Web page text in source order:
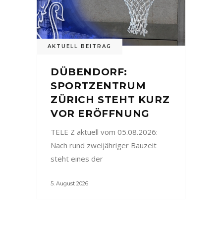
AKTUELL BEITRAG
DÜBENDORF:
SPORTZENTRUM
ZÜRICH STEHT KURZ
VOR ERÖFFNUNG
TELE Z aktuell vom 05.08.2026:
Nach rund zweijähriger Bauzeit
steht eines der
5. August 2026